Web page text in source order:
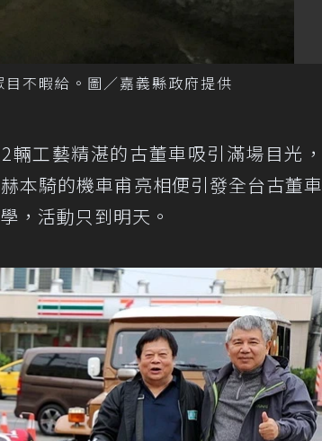
不暇給。圖／嘉義縣政府提供
輛工藝精湛的古董車吸引滿場目光，
本騎的機車甫亮相便引發全台古董車
，活動只到明天。